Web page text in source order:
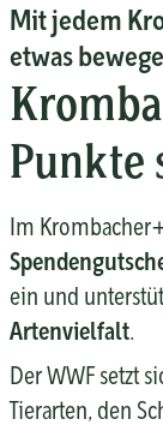
Mit jedem
etwas
Punkte
Im
ein und
Artenvielfalt.
Der WWF setzt
Tierarten, den